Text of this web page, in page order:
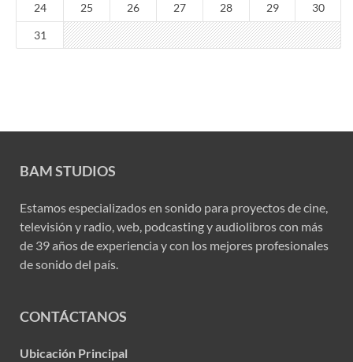
24 25 26 27 28 29 30
31
BAM STUDIOS
Estamos especializados en sonido para proyectos de cine,
televisión y radio, web, podcasting y audiolibros con más
de 39 años de experiencia y con los mejores profesionales
de sonido del país.
CONTÁCTANOS
Ubicación Principal